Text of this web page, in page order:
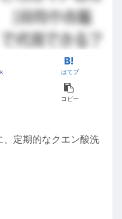
はてブ
コピー
定期的なクエン酸洗